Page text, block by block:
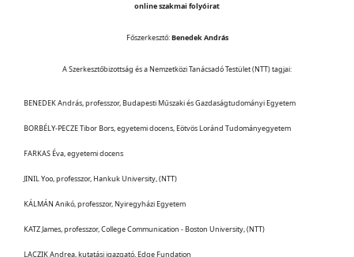
online szakmai folyóirat
Főszerkesztő:Benedek András
A Szerkesztőbizottság és a Nemzetközi Tanácsadó Testület (NTT) tagjai:
BENEDEK András, professzor, Budapesti Műszaki és Gazdaságtudományi Egyetem
BORBÉLY-PECZE Tibor Bors, egyetemi docens, Eötvös Loránd Tudományegyetem
FARKAS Éva, egyetemi docens
JINIL Yoo, professzor, Hankuk University, (NTT)
KÁLMÁN Anikó, professzor, Nyiregyházi Egyetem
KATZ James, professzor, College Communication - Boston University, (NTT)
LACZIK Andrea, kutatási igazgató, Edge Fundation